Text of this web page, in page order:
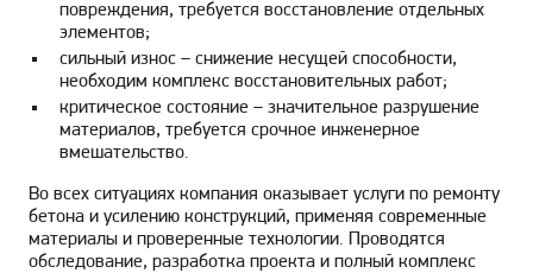
повреждения, требуется восстановление отдельных
элементов;
сильный износ – снижение несущей способности,
необходим комплекс восстановительных работ;
критическое состояние – значительное разрушение
материалов, требуется срочное инженерное
вмешательство.
Во всех ситуациях компания оказывает услуги по ремонту
бетона и усилению конструкций, применяя современные
материалы и проверенные технологии. Проводятся
обследование, разработка проекта и полный комплекс